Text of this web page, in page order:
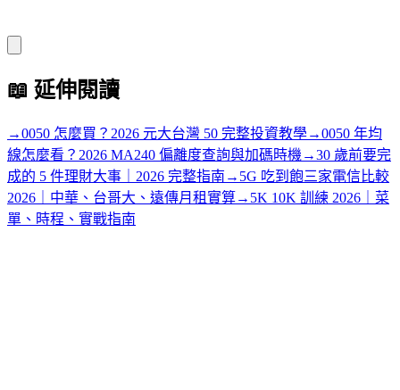
📖 延伸閱讀
→0050 怎麼買？2026 元大台灣 50 完整投資教學→0050 年均
線怎麼看？2026 MA240 偏離度查詢與加碼時機 →30 歲前要完
成的 5 件理財大事｜2026 完整指南 → 5G 吃到飽三家電信比較
2026｜中華、台哥大、遠傳月租實算→ 5K 10K 訓練 2026｜菜
單、時程、實戰指南